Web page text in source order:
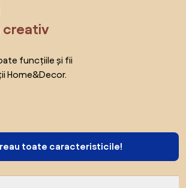
creativ
funcțiile și fii
Home&Decor.
toate caracteristicile!